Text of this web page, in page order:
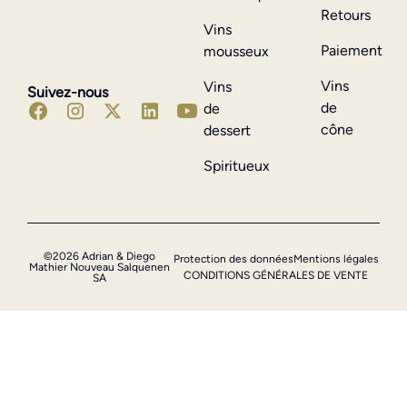
Suivez-nous
Vins
mousseux
Vins
de
dessert
Spiritueux
Retours
Paiement
Vins
de
cône
©2026 Adrian & Diego
Mathier Nouveau Salquenen
SA
Protection des donnéesMentions légales
CONDITIONS GÉNÉRALES DE VENTE